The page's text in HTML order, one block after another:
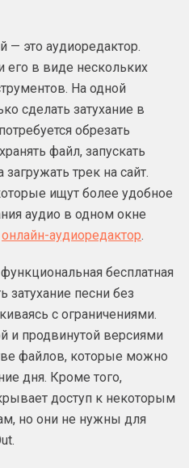
— это аудиоредактор.
его в виде нескольких
На одной
сделать затухание в
обрезать
файл, запускать
трек на сайт.
ищут более удобное
аудио в одном окне
онлайн-аудиоредактор.
бесплатная
затухание песни без
с ограничениями.
и продвинутой версиями
файлов, которые можно
дня. Кроме того,
доступ к некоторым
но они не нужны для